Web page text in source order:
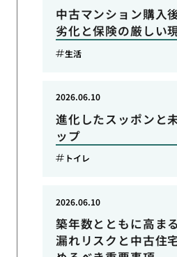
中古マンション購入
劣化と保険の厳しい
生活
進化したスッポンと
ップ
2026.06.10
トイレ
築年数とともに高ま
漏れリスクと中古住
2026.06.10